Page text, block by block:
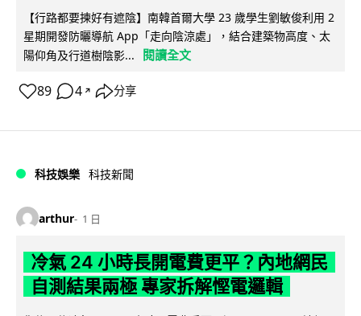
【行路都要揀好有遮陰】南韓首爾大學 23 歲學生劉敏俊利用 2
星期開發防曬導航 App「走向陰涼處」，結合建築物高度、太
陽仰角及行道樹陰影...
閱讀全文
89 4 ↗ 分享
科技娛樂 科技新聞
arthur 1 日
冷氣 24 小時長開電費更平？內地網民
自測結果兩極 專家拆解慳電邏輯